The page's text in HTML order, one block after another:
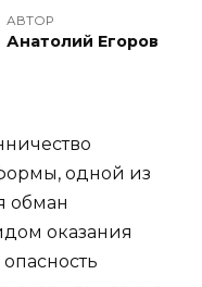
АВТОР
Анатолий Егоров
одной из
обман
оказания